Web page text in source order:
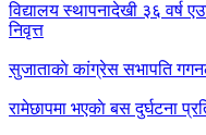
विद्यालय स्थापनादेखी ३६ वर्ष
निवृत्त
सुजाताकाे कांग्रेस सभापति
रामेछापमा भएकाे बस दुर्घटना